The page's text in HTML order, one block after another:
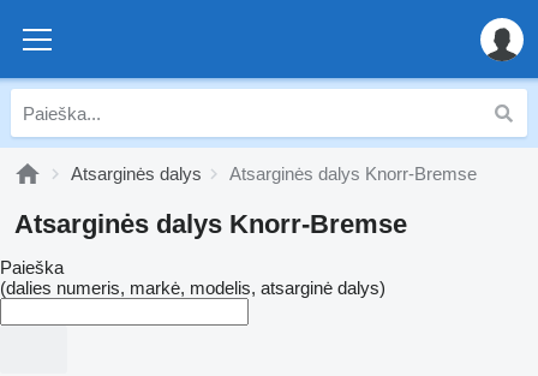
Atsarginės dalys Atsarginės dalys Knorr-Bremse
Atsarginės dalys Knorr-Bremse
Paieška
(dalies numeris, markė, modelis, atsarginė dalys)